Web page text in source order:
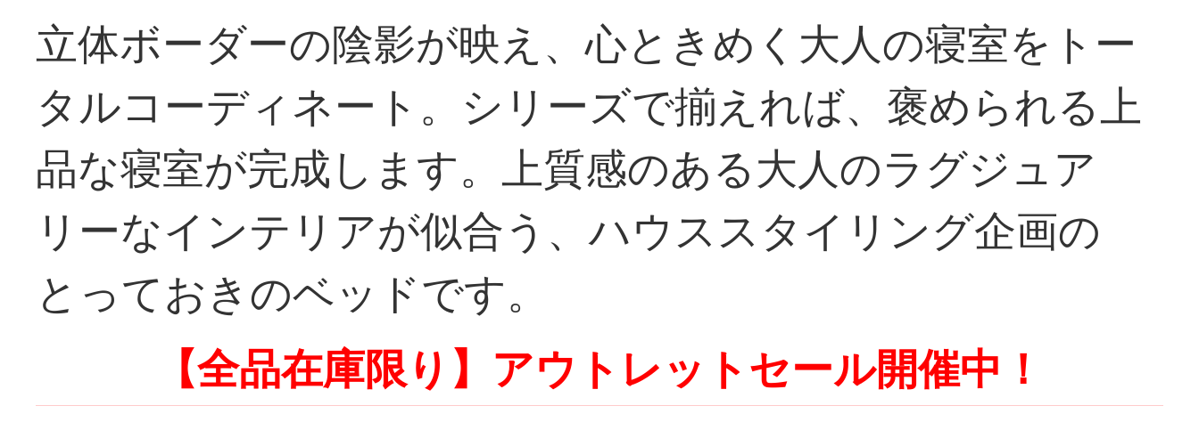
立体ボーダーの陰影が映え、心ときめく大人の寝室をトー
タルコーディネート。シリーズで揃えれば、褒められる上
品な寝室が完成します。上質感のある大人のラグジュア
リーなインテリアが似合う、ハウススタイリング企画の
とっておきのベッドです。
【全品在庫限り】アウトレットセール開催中！